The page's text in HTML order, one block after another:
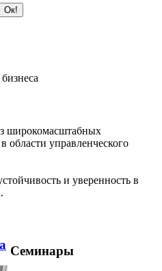
широкомасштабных
области управленческого
и уверенность в
Семинары